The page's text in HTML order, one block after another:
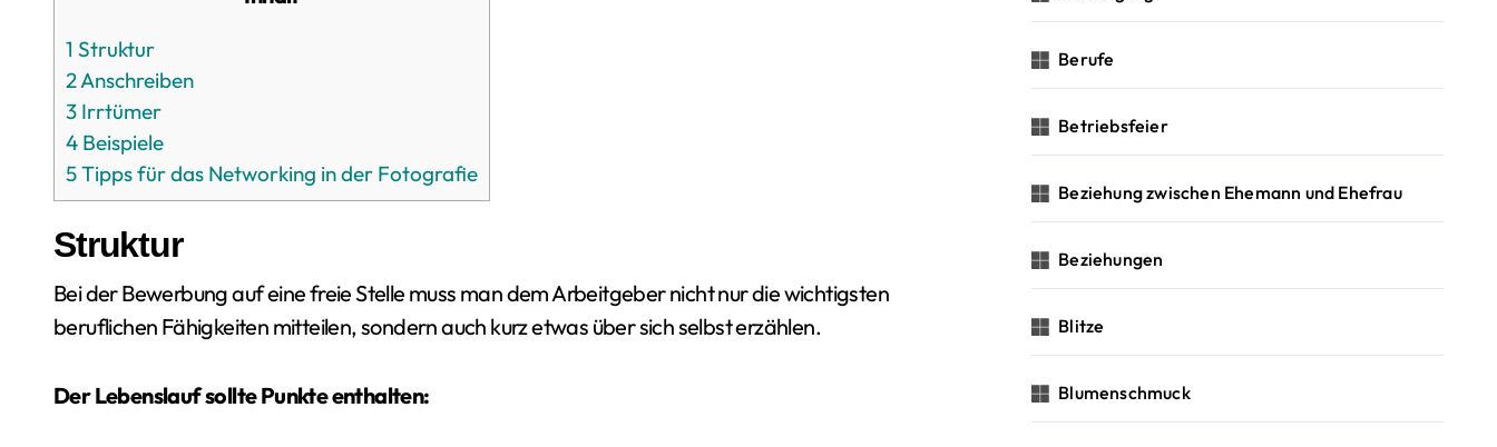
1 Struktur
2Anschreiben
3 Irrtümer
4 Beispiele
5Tipps für das Networking in der Fotografie
Struktur
Bei der Bewerbung auf eine freie Stelle muss man dem Arbeitgeber nicht nur die wichtigsten
beruflichen Fähigkeiten mitteilen, sondern auch kurz etwas über sich selbst erzählen.
Der Lebenslauf sollte Punkte enthalten:
Berufe
Betriebsfeier
Beziehung zwischen Ehemann und Ehefrau
Beziehungen
Blitze
Blumenschmuck